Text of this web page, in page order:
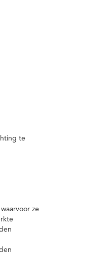
te
ze